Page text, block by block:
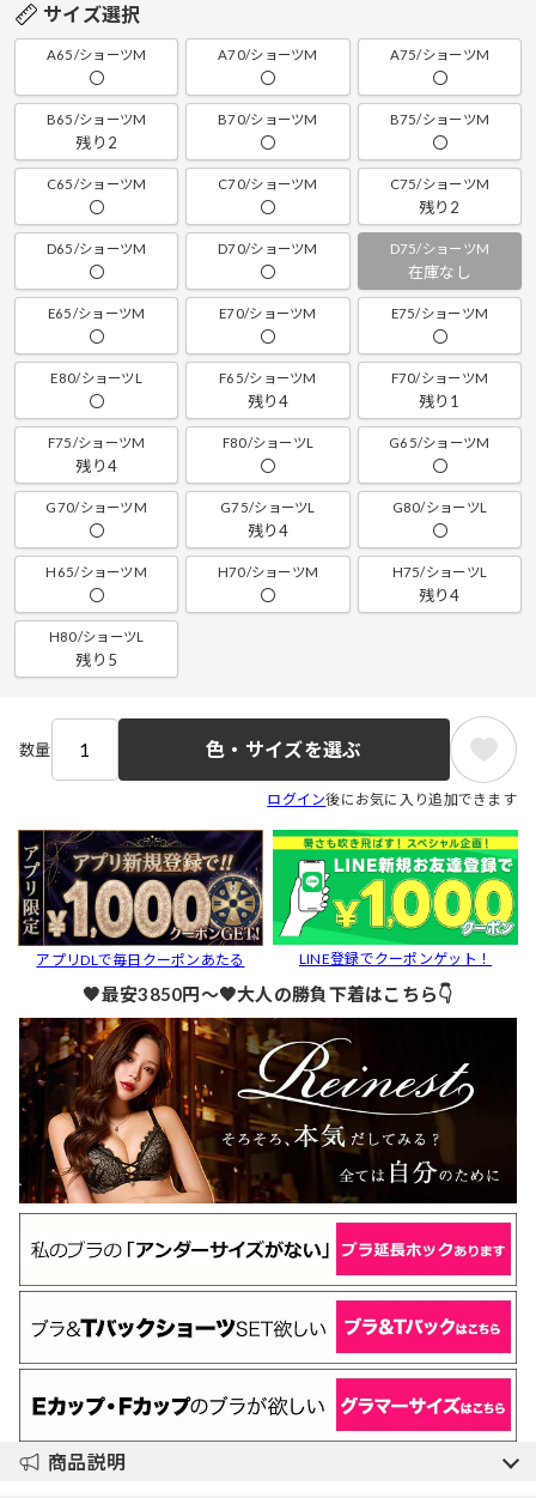
サイズ選択
A65/ショーツM
〇
A70/ショーツM
〇
A75/ショーツM
〇
B65/ショーツM
残り2
B70/ショーツM
〇
B75/ショーツM
〇
C65/ショーツM
〇
C70/ショーツM
〇
C75/ショーツM
残り2
D65/ショーツM
〇
D70/ショーツM
〇
D75/ショーツM
在庫なし
E65/ショーツM
〇
E70/ショーツM
〇
E75/ショーツM
〇
E80/ショーツL
〇
F65/ショーツM
残り4
F70/ショーツM
残り1
F75/ショーツM
残り4
F80/ショーツL
〇
G65/ショーツM
〇
G70/ショーツM
〇
G75/ショーツL
残り4
G80/ショーツL
〇
H65/ショーツM
〇
H70/ショーツM
〇
H75/ショーツL
残り4
H80/ショーツL
残り5
数量 色・サイズを選ぶ
ログイン後にお気に入り追加できます
アプリDLで毎日クーポンあたる LINE登録でクーポンゲット！
🖤最安3850円～🖤大人の勝負下着はこちら👇
商品説明